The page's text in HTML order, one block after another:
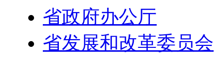
省政府办公厅
省发展和改革委员会